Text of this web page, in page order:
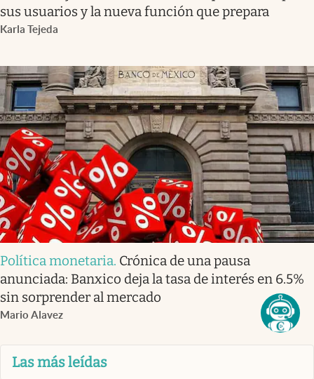
sus usuarios y la nueva función que prepara
Karla Tejeda
Política monetaria. Crónica de una pausa
anunciada: Banxico deja la tasa de interés en 6.5%
sin sorprender al mercado
Mario Alavez
Las más leídas